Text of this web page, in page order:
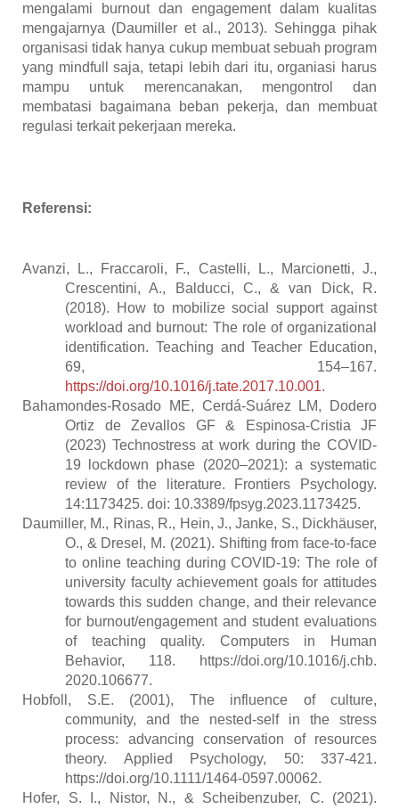
mengalami burnout dan engagement dalam kualitas
mengajarnya (Daumiller et al., 2013). Sehingga pihak
organisasi tidak hanya cukup membuat sebuah program
yang mindfull saja, tetapi lebih dari itu, organiasi harus
mampu untuk merencanakan, mengontrol dan
membatasi bagaimana beban pekerja, dan membuat
regulasi terkait pekerjaan mereka.
Referensi:
Avanzi, L., Fraccaroli, F., Castelli, L., Marcionetti, J.,
Crescentini, A., Balducci, C., & van Dick, R.
(2018). How to mobilize social support against
workload and burnout: The role of organizational
identification. Teaching and Teacher Education,
69, 154–167.
https://doi.org/10.1016/j.tate.2017.10.001.
Bahamondes-Rosado ME, Cerdá-Suárez LM, Dodero
Ortiz de Zevallos GF & Espinosa-Cristia JF
(2023) Technostress at work during the COVID-
19 lockdown phase (2020–2021): a systematic
review of the literature. Frontiers Psychology.
14:1173425. doi: 10.3389/fpsyg.2023.1173425.
Daumiller, M., Rinas, R., Hein, J., Janke, S., Dickhäuser,
O., & Dresel, M. (2021). Shifting from face-to-face
to online teaching during COVID-19: The role of
university faculty achievement goals for attitudes
towards this sudden change, and their relevance
for burnout/engagement and student evaluations
of teaching quality. Computers in Human
Behavior, 118. https://doi.org/10.1016/j.chb.
2020.106677.
Hobfoll, S.E. (2001), The influence of culture,
community, and the nested-self in the stress
process: advancing conservation of resources
theory. Applied Psychology, 50: 337-421.
https://doi.org/10.1111/1464-0597.00062.
Hofer, S. I., Nistor, N., & Scheibenzuber, C. (2021).